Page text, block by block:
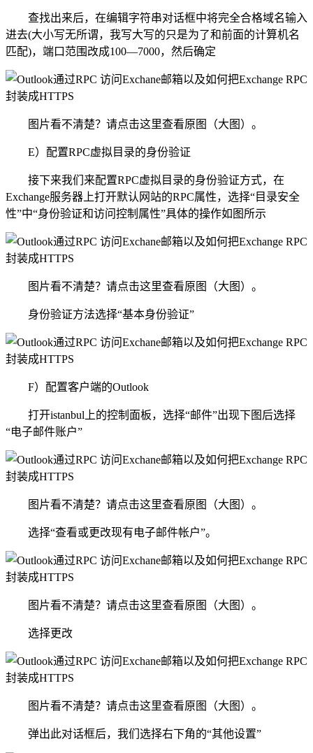
查找出来后，在编辑字符串对话框中将完全合格域名输入
进去(大小写无所谓，我写大写的只是为了和前面的计算机名
匹配)，端口范围改成100—7000，然后确定
图片看不清楚？请点击这里查看原图（大图）。
E）配置RPC虚拟目录的身份验证
接下来我们来配置RPC虚拟目录的身份验证方式，在
Exchange服务器上打开默认网站的RPC属性，选择“目录安全
性”中“身份验证和访问控制属性”具体的操作如图所示
图片看不清楚？请点击这里查看原图（大图）。
身份验证方法选择“基本身份验证”
F）配置客户端的Outlook
打开istanbul上的控制面板，选择“邮件”出现下图后选择
“电子邮件账户”
图片看不清楚？请点击这里查看原图（大图）。
选择“查看或更改现有电子邮件帐户”。
图片看不清楚？请点击这里查看原图（大图）。
选择更改
图片看不清楚？请点击这里查看原图（大图）。
弹出此对话框后，我们选择右下角的“其他设置”